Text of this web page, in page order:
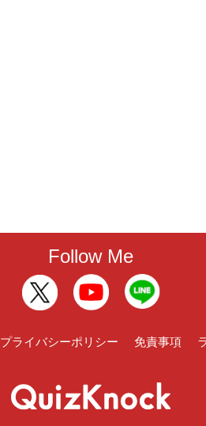
Follow Me
プライバシーポリシー 免責事項